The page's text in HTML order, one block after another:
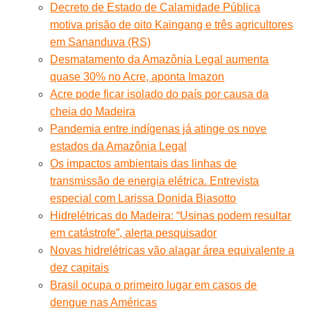
Decreto de Estado de Calamidade Pública
motiva prisão de oito Kaingang e três agricultores
em Sananduva (RS)
Desmatamento da Amazônia Legal aumenta
quase 30% no Acre, aponta Imazon
Acre pode ficar isolado do país por causa da
cheia do Madeira
Pandemia entre indígenas já atinge os nove
estados da Amazônia Legal
Os impactos ambientais das linhas de
transmissão de energia elétrica. Entrevista
especial com Larissa Donida Biasotto
Hidrelétricas do Madeira: “Usinas podem resultar
em catástrofe”, alerta pesquisador
Novas hidrelétricas vão alagar área equivalente a
dez capitais
Brasil ocupa o primeiro lugar em casos de
dengue nas Américas